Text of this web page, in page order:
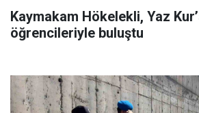
Kaymakam Hökelekli, Yaz
öğrencileriyle buluştu